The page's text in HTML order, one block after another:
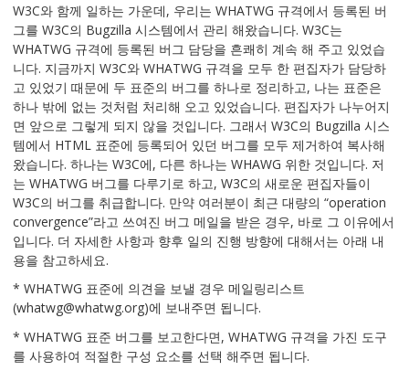
W3C와 함께 일하는 가운데, 우리는 WHATWG 규격에서 등록된 버
그를 W3C의 Bugzilla 시스템에서 관리 해왔습니다. W3C는
WHATWG 규격에 등록된 버그 담당을 흔쾌히 계속 해 주고 있었습
니다. 지금까지 W3C와 WHATWG 규격을 모두 한 편집자가 담당하
고 있었기 때문에 두 표준의 버그를 하나로 정리하고, 나는 표준은
하나 밖에 없는 것처럼 처리해 오고 있었습니다. 편집자가 나누어지
면 앞으로 그렇게 되지 않을 것입니다. 그래서 W3C의 Bugzilla 시스
템에서 HTML 표준에 등록되어 있던 버그를 모두 제거하여 복사해
왔습니다. 하나는 W3C에, 다른 하나는 WHAWG 위한 것입니다. 저
는 WHATWG 버그를 다루기로 하고, W3C의 새로운 편집자들이
W3C의 버그를 취급합니다. 만약 여러분이 최근 대량의 “operation
convergence”라고 쓰여진 버그 메일을 받은 경우, 바로 그 이유에서
입니다. 더 자세한 사항과 향후 일의 진행 방향에 대해서는 아래 내
용을 참고하세요.
* WHATWG 표준에 의견을 보낼 경우 메일링리스트
(whatwg@whatwg.org)에 보내주면 됩니다.
* WHATWG 표준 버그를 보고한다면, WHATWG 규격을 가진 도구
를 사용하여 적절한 구성 요소를 선택 해주면 됩니다.